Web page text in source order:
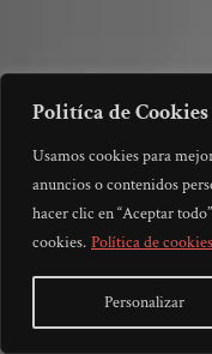
Politíca de Cookies
Usamos cookies para
anuncios o contenidos
hacer clic en “Aceptar
cookies. Política de cookies
Personalizar